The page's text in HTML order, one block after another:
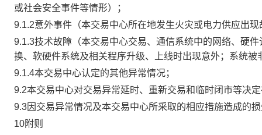
或社会安全事件等情形）；
9.1.2意外事件（本交易中心所在地发生火灾或电力供应出
9.1.3技术故障（本交易中心交易、通信系统中的网络、硬
换、软硬件系统及相关程序升级、上线时出现意外；系统
9.1.4本交易中心认定的其他异常情况；
9.2本交易中心对交易异常延时、重新交易和临时闭市等决
9.3因交易异常情况及本交易中心所采取的相应措施造成的
10附则